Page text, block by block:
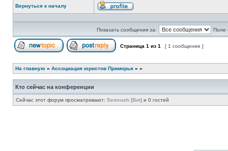
Вернуться к началу
Профиль
Показать сообщения за: Поле
Страница 1 из 1 [ 1 сообщение ]
На главную » Ассоциация юристов Приморья » »
Кто сейчас на конференции
Сейчас этот форум просматривают: Semrush [Bot] и 0 гостей